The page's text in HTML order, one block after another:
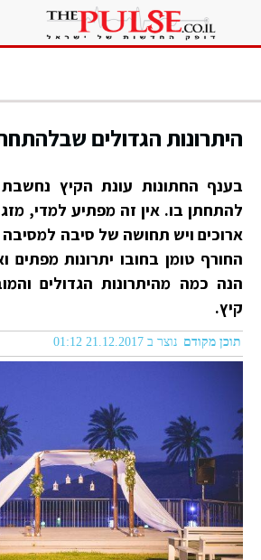
היתרונות הגדולים
בענף החתונות עונת הקיץ
להתחתן בו. אין זה מפתיע למדי, מזג
ארוכים ויש תחושה של סיבה למסיבה
החורף טומן בחובו יתרונות
הנה כמה מהיתרונות הגדולים
קיץ.
תוכן מקודם נוצר ב 21.12.2017 01:12